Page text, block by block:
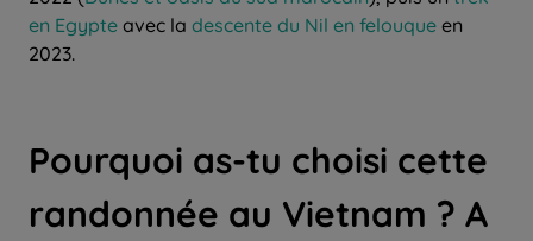
en Egypte avec la descente du Nil en felouque en
2023.
Pourquoi as-tu choisi cette
randonnée au Vietnam ? A